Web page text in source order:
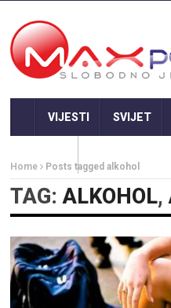
VIJESTI SVIJET
Home Posts tagged alkohol
TAG:ALKOHOL,